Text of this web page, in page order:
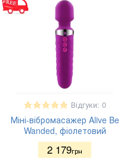
Відгуки: 0
Міні-вібромасажер Alive Be
Wanded, фіолетовий
2 179грн